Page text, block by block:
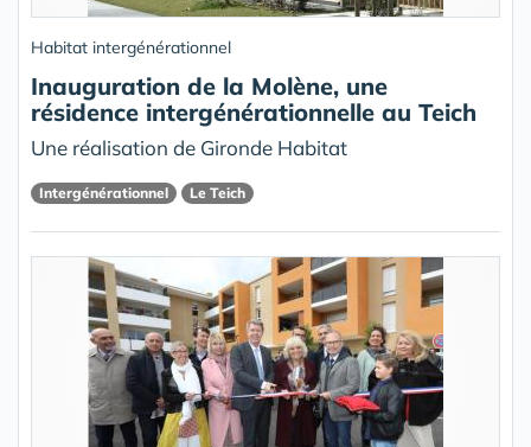
Habitat intergénérationnel
Inauguration de la Molène, une
résidence intergénérationnelle au Teich
Une réalisation de Gironde Habitat
Intergénérationnel Le Teich